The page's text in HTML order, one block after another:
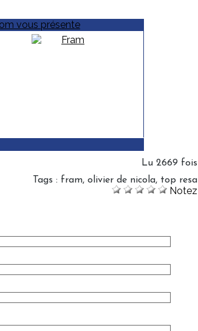
Lu 2669 fois
Tags : fram, olivier de nicola, top resa
Notez